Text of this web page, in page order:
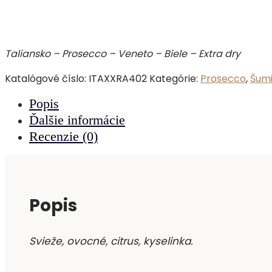
Taliansko – Prosecco – Veneto – Biele – Extra dry
Katalógové číslo: ITAXXRA402 Kategórie: Prosecco,
Popis
Ďalšie informácie
Recenzie (0)
Popis
Svieže, ovocné, citrus, kyselinka.